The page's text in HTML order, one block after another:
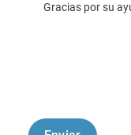
Gracias por su